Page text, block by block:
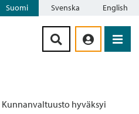
Suomi Svenska English
Kunnanvaltuusto hyväksyi